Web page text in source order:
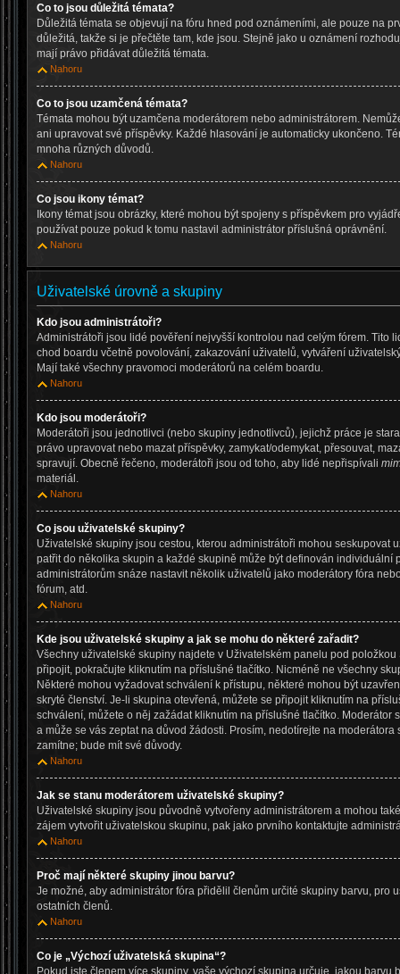
Co to jsou důležitá témata?
Důležitá témata se objevují na fóru hned pod oznámeními, ale pouze na
důležitá, takže si je přečtěte tam, kde jsou. Stejně jako u oznámení
mají právo přidávat důležitá témata.
Nahoru
Co to jsou uzamčená témata?
Témata mohou být uzamčena moderátorem nebo administrátorem.
ani upravovat své příspěvky. Každé hlasování je automaticky ukončeno.
mnoha různých důvodů.
Nahoru
Co jsou ikony témat?
Ikony témat jsou obrázky, které mohou být spojeny s příspěvkem pro
používat pouze pokud k tomu nastavil administrátor příslušná oprávnění.
Nahoru
Uživatelské úrovně a skupiny
Kdo jsou administrátoři?
Administrátoři jsou lidé pověření nejvyšší kontrolou nad celým fórem. Tito
chod boardu včetně povolování, zakazování uživatelů, vytváření
Mají také všechny pravomoci moderátorů na celém boardu.
Nahoru
Kdo jsou moderátoři?
Moderátoři jsou jednotlivci (nebo skupiny jednotlivců), jejichž práce je
právo upravovat nebo mazat příspěvky, zamykat/odemykat, přesouvat,
spravují. Obecně řečeno, moderátoři jsou od toho, aby lidé nepřispívali
materiál.
Nahoru
Co jsou uživatelské skupiny?
Uživatelské skupiny jsou cestou, kterou administrátoři mohou seskupovat
patřit do několika skupin a každé skupině může být definován individuální
administrátorům snáze nastavit několik uživatelů jako moderátory fóra
fórum, atd.
Nahoru
Kde jsou uživatelské skupiny a jak se mohu do některé zařadit?
Všechny uživatelské skupiny najdete v Uživatelském panelu pod
připojit, pokračujte kliknutím na příslušné tlačítko. Nicméně ne všechny
Některé mohou vyžadovat schválení k přístupu, některé mohou být
skryté členství. Je-li skupina otevřená, můžete se připojit kliknutím na
schválení, můžete o něj zažádat kliknutím na příslušné tlačítko. Moderátor
a může se vás zeptat na důvod žádosti. Prosím, nedotírejte na moderátora
zamítne; bude mít své důvody.
Nahoru
Jak se stanu moderátorem uživatelské skupiny?
Uživatelské skupiny jsou původně vytvořeny administrátorem a mohou
zájem vytvořit uživatelskou skupinu, pak jako prvního kontaktujte
Nahoru
Proč mají některé skupiny jinou barvu?
Je možné, aby administrátor fóra přidělil členům určité skupiny barvu, pro
ostatních členů.
Nahoru
Co je „Výchozí uživatelská skupina“?
Pokud jste členem více skupiny, vaše výchozí skupina určuje, jakou barvu